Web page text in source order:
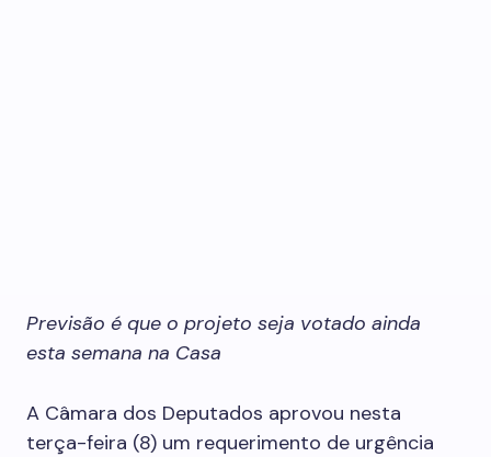
Previsão é que o projeto seja votado ainda
esta semana na Casa
A Câmara dos Deputados aprovou nesta
terça-feira (8) um requerimento de urgência